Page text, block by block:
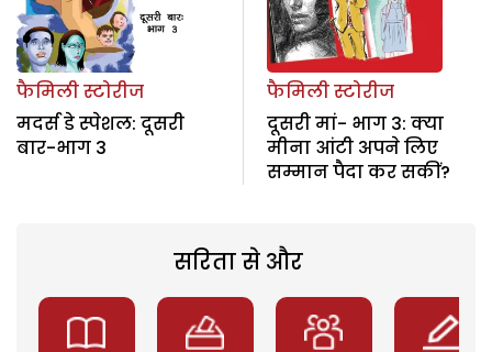
फैमिली स्टोरीज
मदर्स डे स्पेशल: दूसरी
बार-भाग 3
फैमिली स्टोरीज
दूसरी मां- भाग 3: क्या
मीना आंटी अपने लिए
सम्मान पैदा कर सकीं?
सरिता से और